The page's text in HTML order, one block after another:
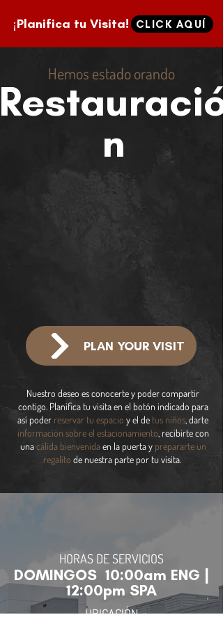
¡Planifica tu Visita! CLICK AQUÍ
Hemos estado orando
n
PLAN YOUR VISIT
Nuestro deseo es conocerte y poder compartir
contigo. Planifica tu visita en el botón indicado para
así poder reservar tu espacio y el de tus niños , darte
información sobre el estacionamiento , recibirte con
unacálida bienvenidaen la puerta y prepararte un
regalito de nuestra parte por tu visita.
HORAS DE SERVICIOS
DOMINGOS 10:00am ENG |
12:00pm SPA
UBICACIÓN